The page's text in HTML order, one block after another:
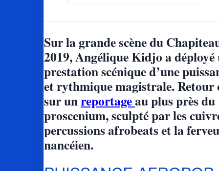
Sur la grande scène du
2019, Angélique Kidjo a déployé
prestation scénique d’une
et rythmique magistrale. Retour
sur unreportageau plus près du
proscenium, sculpté par les
percussions afrobeats et la
nancéien.